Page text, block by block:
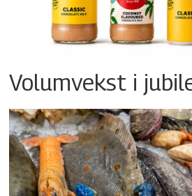
Volumvekst i